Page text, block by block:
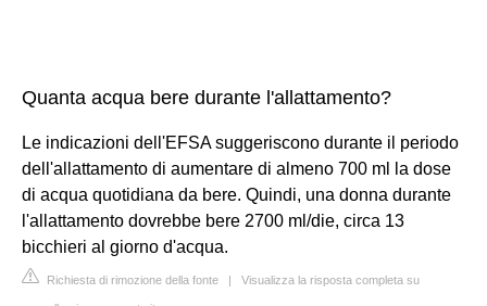
Quanta acqua bere durante l'allattamento?
Le indicazioni dell'EFSA suggeriscono durante il periodo
dell'allattamento di aumentare di almeno 700 ml la dose
di acqua quotidiana da bere. Quindi, una donna durante
l'allattamento dovrebbe bere 2700 ml/die, circa 13
bicchieri al giorno d'acqua.
Richiesta di rimozione della fonte | Visualizza la risposta completa su